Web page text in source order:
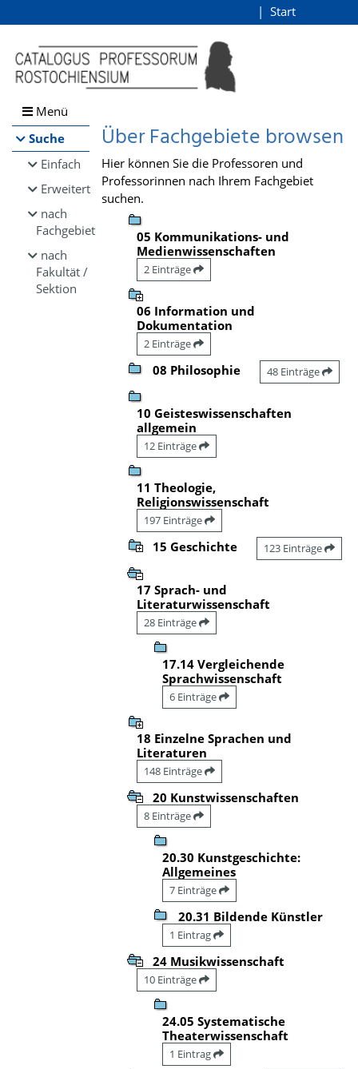
Browsen
direkt zum Inhalt
Start
Menü
Suche
Einfach
Erweitert
nach
Fachgebiet
nach
Fakultät /
Sektion
Über Fachgebiete browsen
Hier können Sie die Professoren und
Professorinnen nach Ihrem Fachgebiet
suchen.
05 Kommunikations- und
Medienwissenschaften
2 Einträge
06 Information und
Dokumentation
2 Einträge
08 Philosophie 48 Einträge
10 Geisteswissenschaften
allgemein
12 Einträge
11 Theologie,
Religionswissenschaft
197 Einträge
15 Geschichte 123 Einträge
17 Sprach- und
Literaturwissenschaft
28 Einträge
17.14 Vergleichende
Sprachwissenschaft
6 Einträge
18 Einzelne Sprachen und
Literaturen
148 Einträge
20 Kunstwissenschaften
8 Einträge
20.30 Kunstgeschichte:
Allgemeines
7 Einträge
20.31 Bildende Künstler
1 Eintrag
24 Musikwissenschaft
10 Einträge
24.05 Systematische
Theaterwissenschaft
1 Eintrag